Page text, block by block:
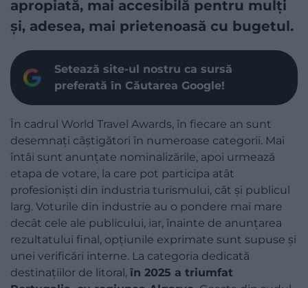
apropiată, mai accesibilă pentru mulți
și, adesea, mai prietenoasă cu bugetul.
Setează site-ul nostru ca sursă
preferată în Căutarea Google!
În cadrul World Travel Awards, în fiecare an sunt
desemnați câștigători în numeroase categorii. Mai
întâi sunt anunțate nominalizările, apoi urmează
etapa de votare, la care pot participa atât
profesioniști din industria turismului, cât și publicul
larg. Voturile din industrie au o pondere mai mare
decât cele ale publicului, iar, înainte de anunțarea
rezultatului final, opțiunile exprimate sunt supuse și
unei verificări interne. La categoria dedicată
destinațiilor de litoral, în 2025 a triumfat